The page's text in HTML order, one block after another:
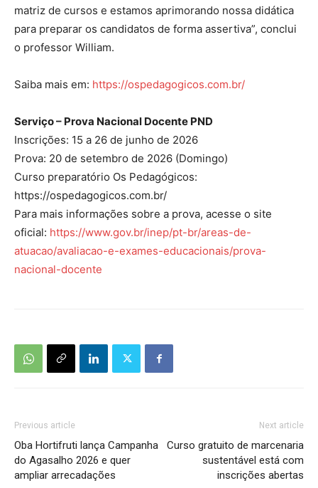
matriz de cursos e estamos aprimorando nossa didática
para preparar os candidatos de forma assertiva”, conclui
o professor William.
Saiba mais em: https://ospedagogicos.com.br/
Serviço – Prova Nacional Docente PND
Inscrições: 15 a 26 de junho de 2026
Prova: 20 de setembro de 2026 (Domingo)
Curso preparatório Os Pedagógicos:
https://ospedagogicos.com.br/
Para mais informações sobre a prova, acesse o site
oficial: https://www.gov.br/inep/pt-br/areas-de-
atuacao/avaliacao-e-exames-educacionais/prova-
nacional-docente
Previous article
Oba Hortifruti lança Campanha
do Agasalho 2026 e quer
ampliar arrecadações
Next article
Curso gratuito de marcenaria
sustentável está com
inscrições abertas